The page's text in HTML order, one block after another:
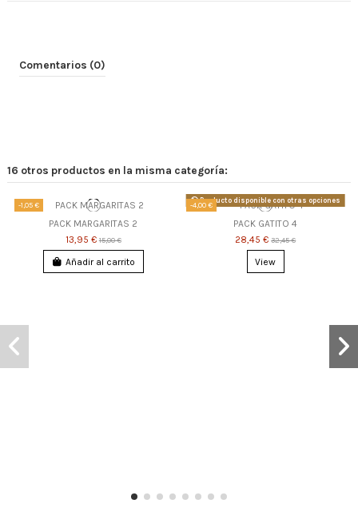
Comentarios (0)
16 otros productos en la misma categoría:
-1,05 €
PACK MARGARITAS 2
13,95 €15,00 €
Añadir al carrito
-4,00 €
Producto disponible con otras opciones
PACK GATITO 4
28,45 €32,45 €
View